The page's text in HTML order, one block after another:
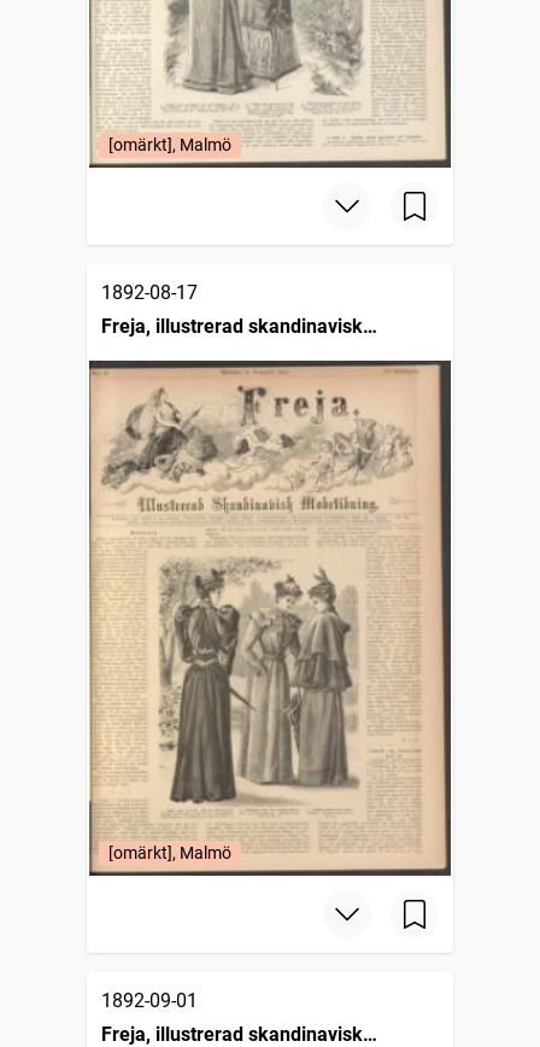
[omärkt], Malmö
1892-08-17
Freja, illustrerad skandinavisk
[omärkt], Malmö
1892-09-01
Freja, illustrerad skandinavisk